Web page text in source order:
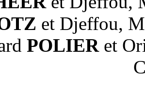
et Djeffou,
POLIERet